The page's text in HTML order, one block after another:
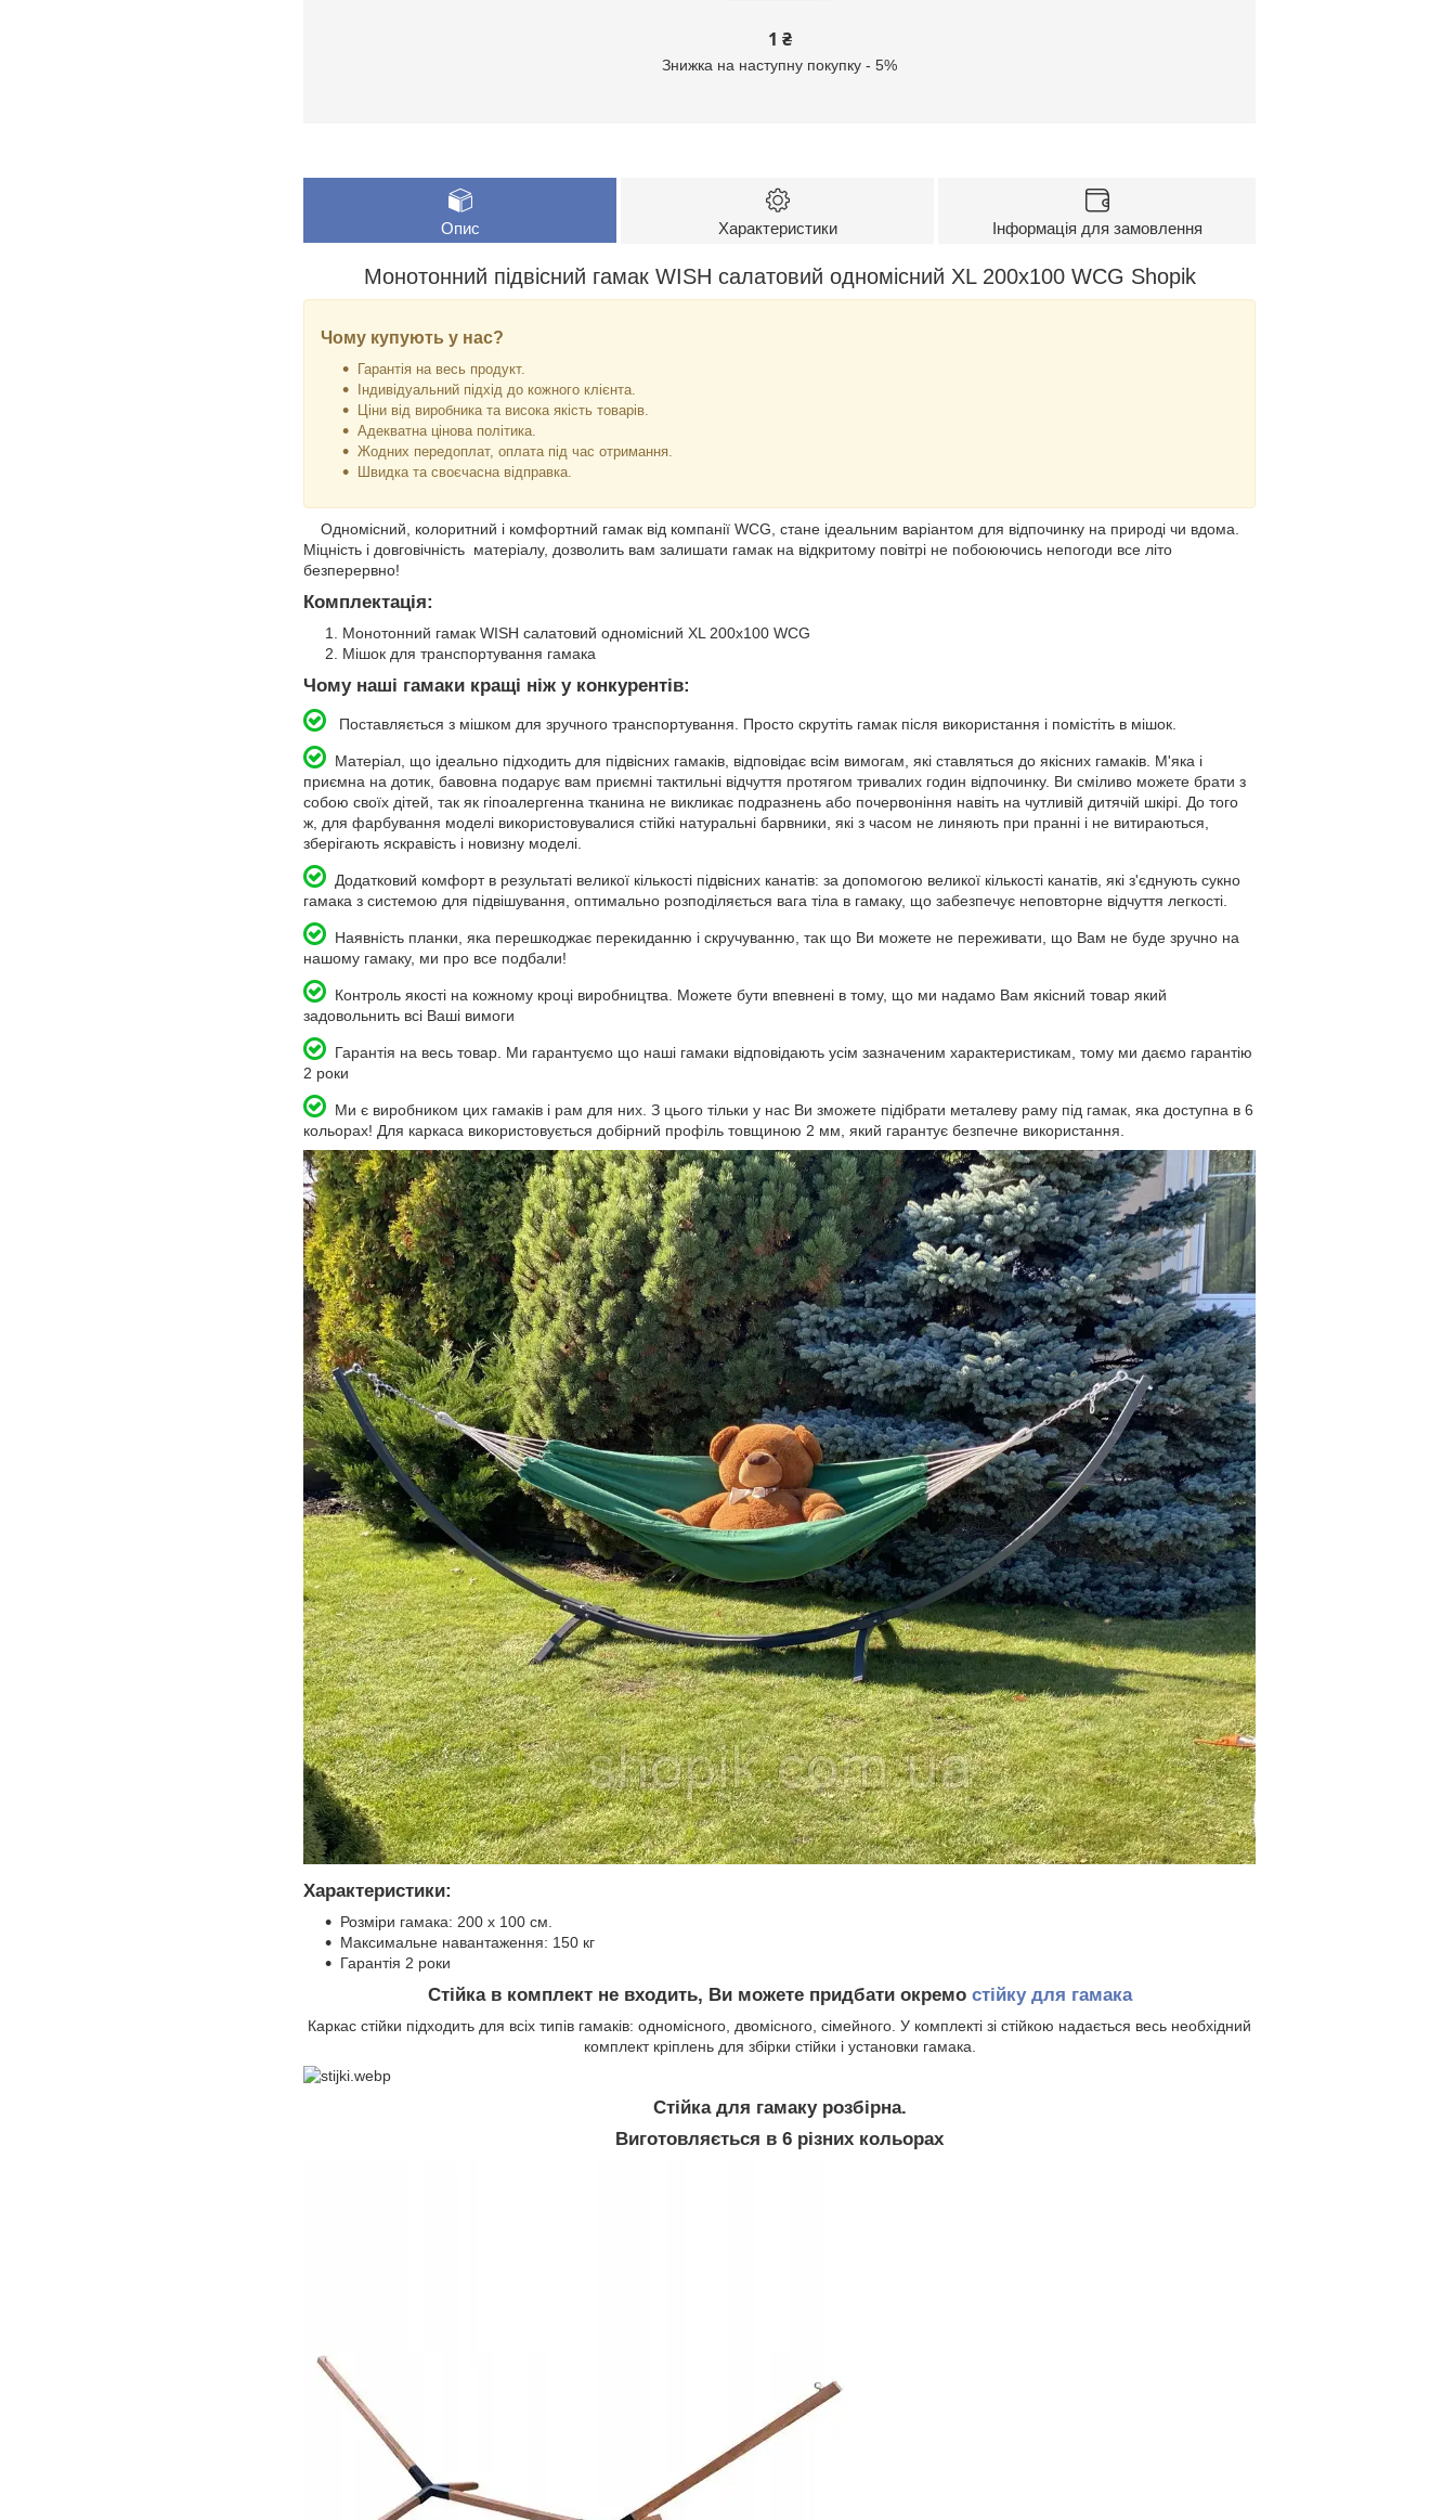
1 ₴
Знижка на наступну покупку - 5%
Опис Характеристики Інформація для замовлення
Монотонний підвісний гамак WISH салатовий одномісний XL 200х100 WCG Shopik
Чому купують у нас?
Гарантія на весь продукт.
Індивідуальний підхід до кожного клієнта.
Ціни від виробника та висока якість товарів.
Адекватна цінова політика.
Жодних передоплат, оплата під час отримання.
Швидка та своєчасна відправка.
Одномісний, колоритний і комфортний гамак від компанії WCG, стане ідеальним варіантом для відпочинку на природі чи вдома.
Міцність і довговічність матеріалу, дозволить вам залишати гамак на відкритому повітрі не побоюючись непогоди все літо
безперервно!
Комплектація:
Монотонний гамак WISH салатовий одномісний XL 200х100 WCG
Мішок для транспортування гамака
Чому наші гамаки кращі ніж у конкурентів:
Поставляється з мішком для зручного транспортування. Просто скрутіть гамак після використання і помістіть в мішок.
Матеріал, що ідеально підходить для підвісних гамаків, відповідає всім вимогам, які ставляться до якісних гамаків. М'яка і
приємна на дотик, бавовна подарує вам приємні тактильні відчуття протягом тривалих годин відпочинку. Ви сміливо можете брати з
собою своїх дітей, так як гіпоалергенна тканина не викликає подразнень або почервоніння навіть на чутливій дитячій шкірі. До того
ж, для фарбування моделі використовувалися стійкі натуральні барвники, які з часом не линяють при пранні і не витираються,
зберігають яскравість і новизну моделі.
Додатковий комфорт в результаті великої кількості підвісних канатів: за допомогою великої кількості канатів, які з'єднують сукно
гамака з системою для підвішування, оптимально розподіляється вага тіла в гамаку, що забезпечує неповторне відчуття легкості.
Наявність планки, яка перешкоджає перекиданню і скручуванню, так що Ви можете не переживати, що Вам не буде зручно на
нашому гамаку, ми про все подбали!
Контроль якості на кожному кроці виробництва. Можете бути впевнені в тому, що ми надамо Вам якісний товар який
задовольнить всі Ваші вимоги
Гарантія на весь товар. Ми гарантуємо що наші гамаки відповідають усім зазначеним характеристикам, тому ми даємо гарантію
2 роки
Ми є виробником цих гамаків і рам для них. З цього тільки у нас Ви зможете підібрати металеву раму під гамак, яка доступна в 6
кольорах! Для каркаса використовується добірний профіль товщиною 2 мм, який гарантує безпечне використання.
Характеристики:
Розміри гамака: 200 х 100 см.
Максимальне навантаження: 150 кг
Гарантія 2 роки
Стійка в комплект не входить, Ви можете придбати окремо стійку для гамака
Каркас стійки підходить для всіх типів гамаків: одномісного, двомісного, сімейного. У комплекті зі стійкою надається весь необхідний
комплект кріплень для збірки стійки і установки гамака.
Стійка для гамаку розбірна.
Виготовляється в 6 різних кольорах